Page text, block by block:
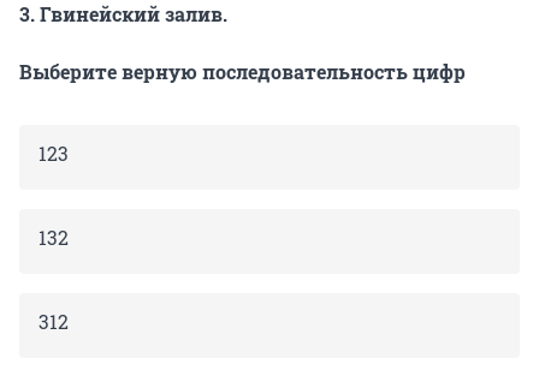
3. Гвинейский залив.
Выберите верную последовательность цифр
123
132
312